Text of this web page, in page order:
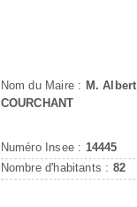
Nom du Maire : M. Albert
COURCHANT
Numéro Insee : 14445
Nombre d'habitants : 82